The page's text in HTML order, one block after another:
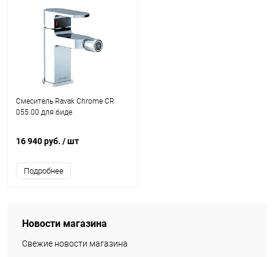
Смеситель Ravak Chrome CR
055.00 для биде
16 940 руб. / шт
Подробнее
Новости магазина
Свежие новости магазина